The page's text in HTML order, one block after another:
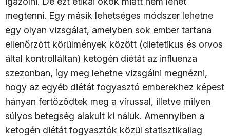
megtenni. Egy másik lehetséges módszer lehetne
egy olyan vizsgálat, amelyben sok ember tartana
ellenőrzött körülmények között (dietetikus és orvos
által kontrolláltan) ketogén diétát az influenza
szezonban, így meg lehetne vizsgálni megnézni,
hogy az egyéb diétát fogyasztó emberekhez képest
hányan fertőződtek meg a vírussal, illetve milyen
súlyos betegség alakult ki náluk. Amennyiben a
ketogén diétát fogyasztók közül statisztikailag